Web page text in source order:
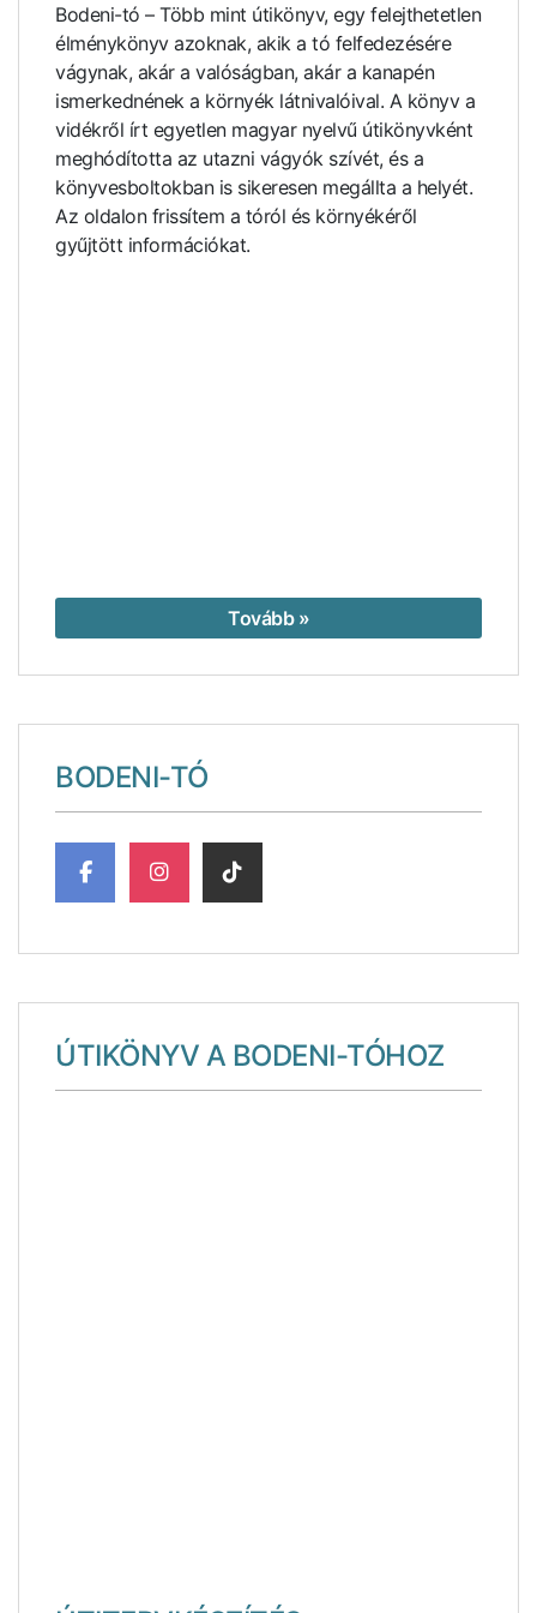
Bodeni-tó – Több mint útikönyv, egy felejthetetlen
élménykönyv azoknak, akik a tó felfedezésére
vágynak, akár a valóságban, akár a kanapén
ismerkednének a környék látnivalóival. A könyv a
vidékről írt egyetlen magyar nyelvű útikönyvként
meghódította az utazni vágyók szívét, és a
könyvesboltokban is sikeresen megállta a helyét.
Az oldalon frissítem a tóról és környékéről
gyűjtött információkat.
Tovább »
BODENI-TÓ
ÚTIKÖNYV A BODENI-TÓHOZ